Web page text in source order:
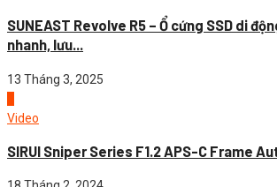
SUNEAST Revolve R5 – Ổ cứng SSD di
nhanh, lưu...
13 Tháng 3, 2025
Video
SIRUI Sniper Series F1.2 APS-C Frame